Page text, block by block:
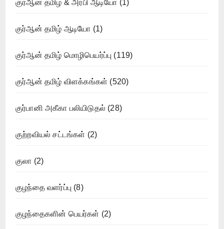
குர்ஆன் தமிழ் & அரபி ஆடியோ (1)
குர்ஆன் தமிழ் ஆடியோ (1)
குர்ஆன் தமிழ் மொழிபெயர்ப்பு (119)
குர்ஆன் தமிழ் விளக்கங்கள் (520)
குர்பானி அகீகா பலியிடுதல் (28)
குற்றவியல் சட்டங்கள் (2)
குலா (2)
குழந்தை வளர்ப்பு (8)
குழந்தைகளின் பெயர்கள் (2)